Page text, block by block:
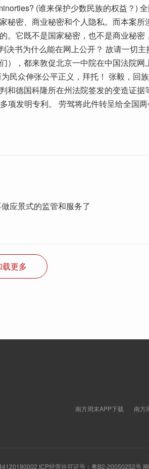
(谁来保护少数民族的权益？)
秘密、商业秘密和个人隐私。而本案所
。它既不是国家秘密，也不是商业秘密
决书为什么能在网上公开？ 故请一切
），都来敦促北京一中院在中国法院网
民众伸张公平正义，拜托！ 张毅，回
和德国科隆所在州法院签发的变造证据
项发明专利。 劳驾将此件转呈给全国
应景式的监管和服务了
载更多
南方周末APP下载
南方
ICP经营许可证号：粤B2-20050252号